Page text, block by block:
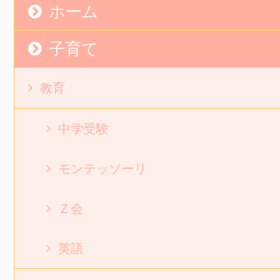
ホーム
子育て
教育
中学受験
モンテッソーリ
Ｚ会
英語